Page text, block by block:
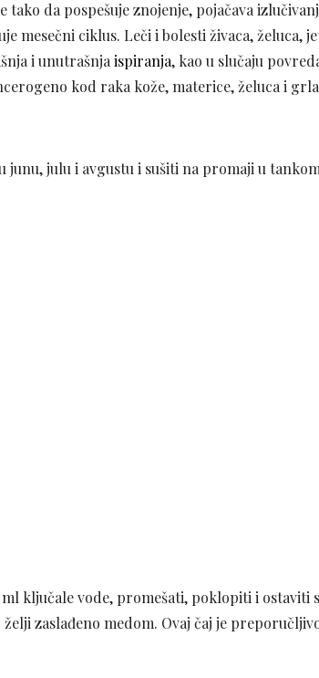
da pospešuje znojenje, pojačava
mesečni ciklus. Leči i bolesti živaca, želuca,
i unutrašnja ispiranja, kao u slučaju
kod raka kože, materice, želuca i
julu i avgustu i sušiti na promaji u
ključale vode, promešati, poklopiti i ostaviti
zaslađeno medom. Ovaj čaj je